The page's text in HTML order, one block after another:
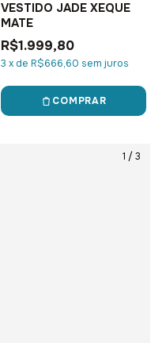
VESTIDO JADE XEQUE
MATE
R$1.999,80
3 xde R$666,60 sem juros
COMPRAR
1 / 3